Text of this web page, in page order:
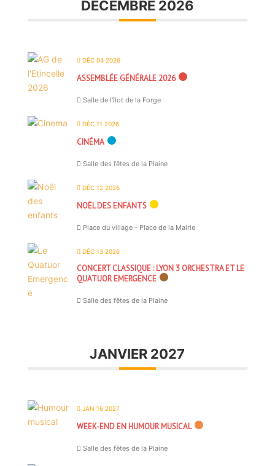
DÉCEMBRE 2026
DÉC 04 2026
ASSEMBLÉE GÉNÉRALE 2026
Salle de l'îlot de la Forge
DÉC 11 2026
CINÉMA
Salle des fêtes de la Plaine
DÉC 12 2026
NOËL DES ENFANTS
Place du village - Place de la Mairie
DÉC 13 2026
CONCERT CLASSIQUE : LYON 3 ORCHESTRA ET LE
QUATUOR EMERGENCE
Salle des fêtes de la Plaine
JANVIER 2027
JAN 16 2027
WEEK-END EN HUMOUR MUSICAL
Salle des fêtes de la Plaine